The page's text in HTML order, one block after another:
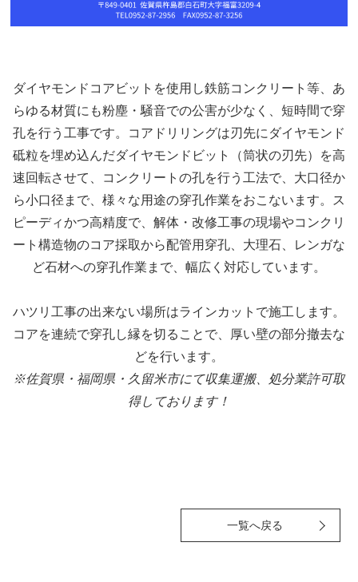
ダイヤモンドコアビットを使用し鉄筋コンクリート等、あ
らゆる材質にも粉塵・騒音での公害が少なく、短時間で穿
孔を行う工事です。コアドリリングは刃先にダイヤモンド
砥粒を埋め込んだダイヤモンドビット（筒状の刃先）を高
速回転させて、コンクリートの孔を行う工法で、大口径か
ら小口径まで、様々な用途の穿孔作業をおこないます。ス
ピーディかつ高精度で、解体・改修工事の現場やコンクリ
ート構造物のコア採取から配管用穿孔、大理石、レンガな
ど石材への穿孔作業まで、幅広く対応しています。
ハツリ工事の出来ない場所はラインカットで施工します。
コアを連続で穿孔し縁を切ることで、厚い壁の部分撤去な
どを行います。
※佐賀県・福岡県・久留米市にて収集運搬、処分業許可取
得しております！
一覧へ戻る